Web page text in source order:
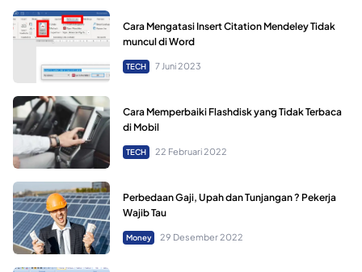
Cara Mengatasi Insert Citation Mendeley Tidak
muncul di Word
TECH 7 Juni 2023
Cara Memperbaiki Flashdisk yang Tidak Terbaca
di Mobil
TECH 22 Februari 2022
Perbedaan Gaji, Upah dan Tunjangan ? Pekerja
Wajib Tau
Money 29 Desember 2022